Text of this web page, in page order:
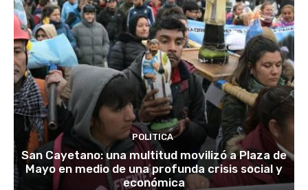
POLITICA
San Cayetano: una multitud movilizó a Plaza de
Mayo en medio de una profunda crisis social y
económica